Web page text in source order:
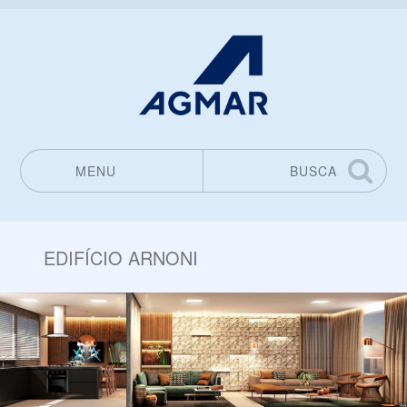
MENU
BUSCA
EDIFÍCIO ARNONI